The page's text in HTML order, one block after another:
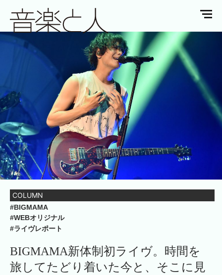
COLUMN
#BIGMAMA
#WEBオリジナル
#ライヴレポート
BIGMAMA新体制初ライヴ。時間を
旅してたどり着いた今と、そこに見